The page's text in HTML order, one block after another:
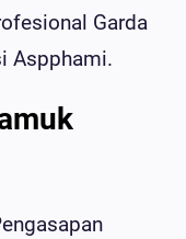
Garda
Aspphami.